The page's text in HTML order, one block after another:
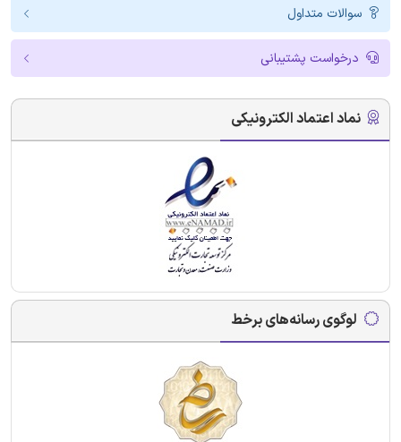
سوالات متداول
درخواست پشتیبانی
نماد اعتماد الکترونیکی
لوگوی رسانه‌های برخط